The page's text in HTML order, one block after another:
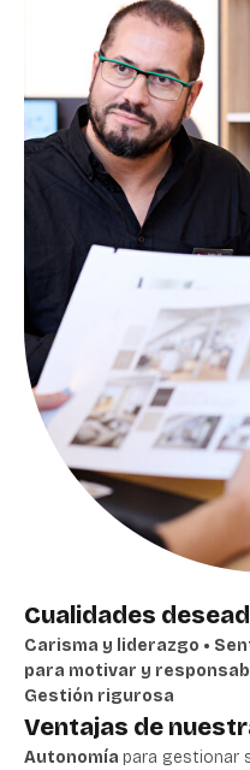
Cualidades
Carisma y liderazgo •
para motivar y
Gestión rigurosa
Ventajas de
Autonomía para gestionar